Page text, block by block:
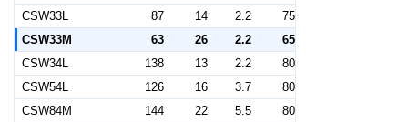
CSW33L
87 14 2.2
75
CSW33M
63 26 2.2
65
CSW34L
138 13 2.2
80
CSW54L
126 16 3.7
80
CSW84M
144 22 5.5
80